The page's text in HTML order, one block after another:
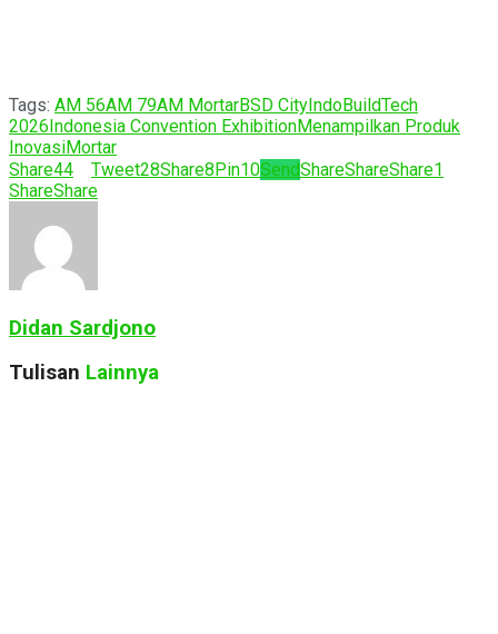
Tags: AM 56AM 79AM MortarBSD CityIndoBuildTech
2026Indonesia Convention ExhibitionMenampilkan Produk
InovasiMortar
Share44 Tweet28Share8Pin10SendShareShareShare1
ShareShare
Didan Sardjono
Tulisan Lainnya